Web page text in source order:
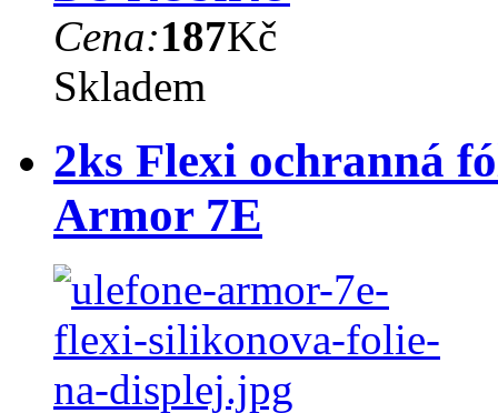
Cena:187Kč
Skladem
2ks Flexi ochranná
Armor 7E